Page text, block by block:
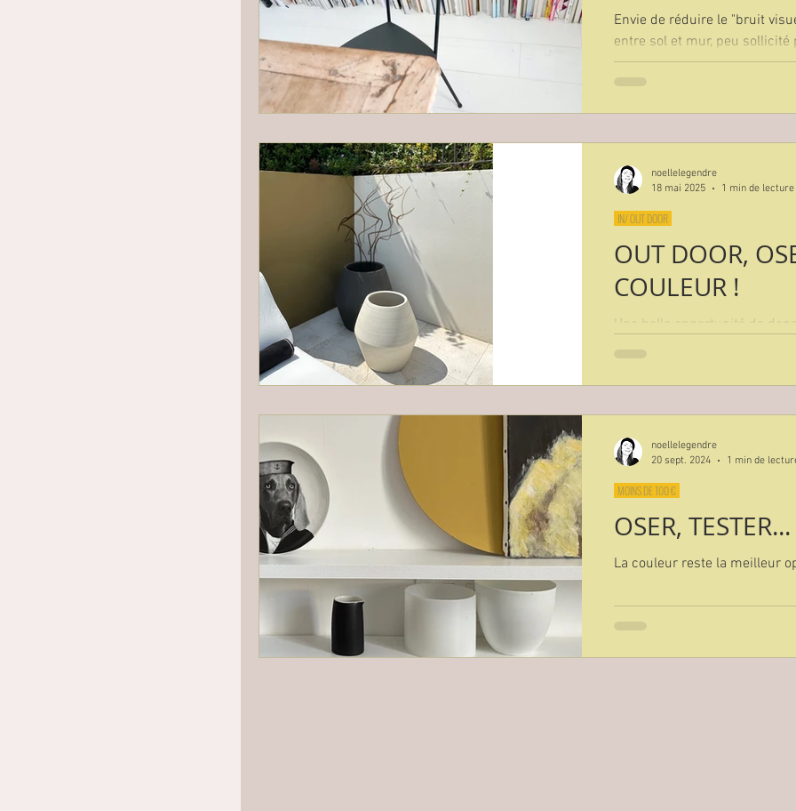
Envie de réduire le "bruit
entre sol et mur, peu sollicité
déplacements est une
OUT DOOR,
COULEUR !
Une belle opportunité de
IN/ OUT DOOR
noellelegendre
18 mai 2025
1 min de lecture
OSER, TESTER...
La couleur reste la meilleur
MOINS DE 100 €
noellelegendre
20 sept. 2024
1 min de